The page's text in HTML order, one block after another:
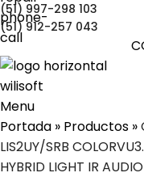
(51) 997-298 103
(51) 912-257 043
Menu
Portada » Productos »
LIS2UY/SRB
HYBRID LIGHT IR